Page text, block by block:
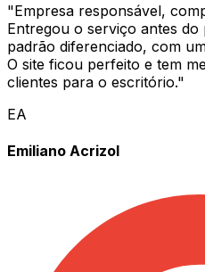
"Empresa responsável,
Entregou o serviço antes
padrão diferenciado, com
O site ficou perfeito e tem
clientes para o escritório."
EA
Emiliano Acrizol